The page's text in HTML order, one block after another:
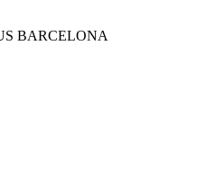
BARCELONA